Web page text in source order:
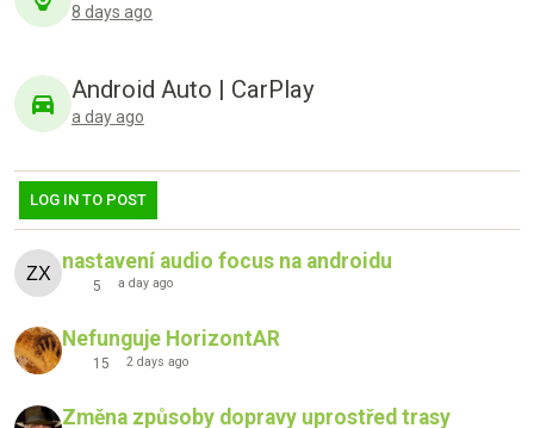
8 days ago
Android Auto | CarPlay
a day ago
LOG IN TO POST
nastavení audio focus na androidu
5 a day ago
Nefunguje HorizontAR
15 2 days ago
Změna způsoby dopravy uprostřed trasy